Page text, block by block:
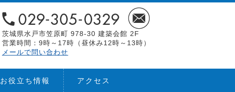
茨城県水戸市笠原町 978-30 建築会館 2F
営業時間：9時～17時（昼休み12時～13時）
メールで問い合わせ
お役立ち情報 アクセス